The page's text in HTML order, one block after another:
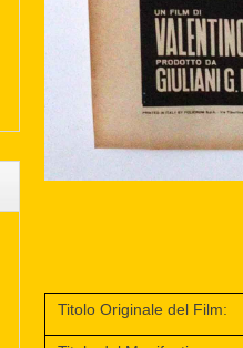
Titolo Originale del Film: